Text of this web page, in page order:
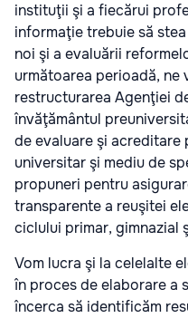
instituţii şi a fiecărui
informaţie trebuie să
noi şi a evaluării
următoarea perioadă, ne
restructurarea Agenţiei
învăţământul
de evaluare şi acreditare
universitar şi mediu de
propuneri pentru
transparente a reuşitei
ciclului primar, gimnazial
Vom lucra şi la celelalte
în proces de elaborare a
încerca să identificăm